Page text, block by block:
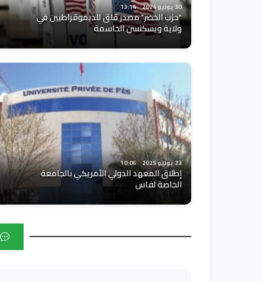
30 يونيو 2024 13:14
"حزب الخضر" مصدر قلق للديموقراطيين في
ولاية ويسكنسن الحاسمة
23 يونيو 2025 10:06
إطلاق المعهد الدولي الأمريكي بالجامعة
الخاصة لفاس